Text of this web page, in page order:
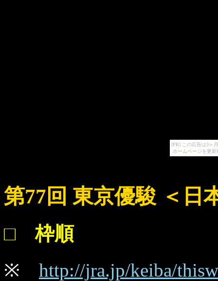
[PR] この広告は3ヶ
ホームページを更
第77回 東京優駿 ＜日
□ 枠順
※ http://jra.jp/keiba/